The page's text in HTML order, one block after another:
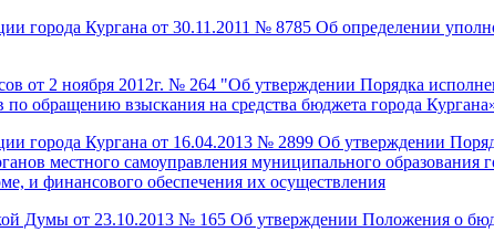
города Кургана от 30.11.2011 № 8785 Об определении
от 2 ноября 2012г. № 264 "Об утверждении Порядка
по обращению взыскания на средства бюджета города
города Кургана от 16.04.2013 № 2899 Об утверждении
местного самоуправления муниципального
и финансового обеспечения их осуществления
Думы от 23.10.2013 № 165 Об утверждении Положения о